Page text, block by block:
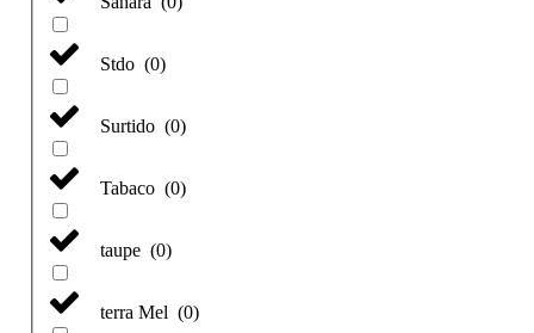
Stdo (0)
Surtido (0)
Tabaco (0)
taupe (0)
terra Mel (0)